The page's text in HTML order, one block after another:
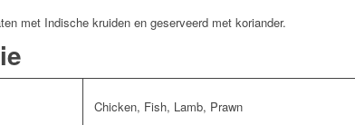
met Indische kruiden en geserveerd met koriander.
Chicken, Fish, Lamb, Prawn